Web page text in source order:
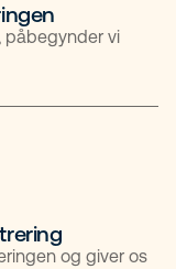
påbegynder vi
og giver os